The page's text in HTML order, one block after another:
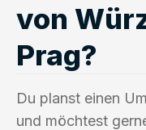
von
Prag?
Du planst einen
und möchtest